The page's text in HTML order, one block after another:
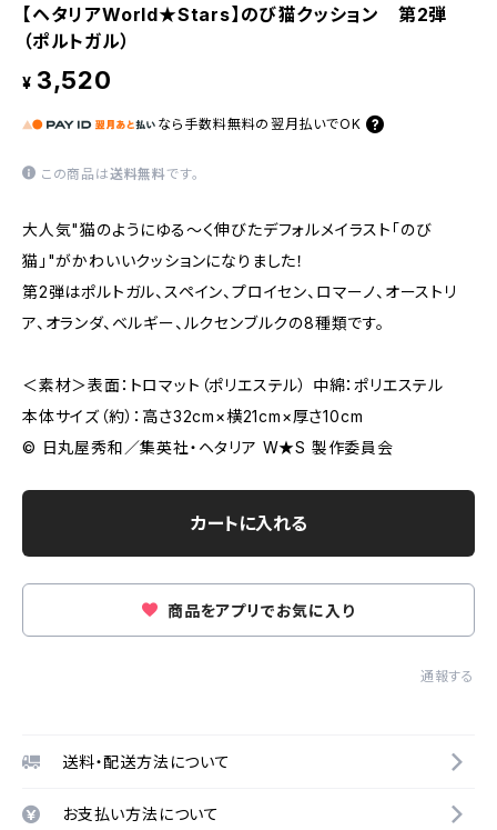
【ヘタリアWorld★Stars】のび猫クッション 第2弾
（ポルトガル）
¥ 3,520
なら 手数料無料の 翌月払いでOK
この商品は送料無料です。
大人気"猫のようにゆる〜く伸びたデフォルメイラスト「のび
猫」"がかわいいクッションになりました！
第2弾はポルトガル、スペイン、プロイセン、ロマーノ、オーストリ
ア、オランダ、ベルギー、ルクセンブルクの8種類です。
＜素材＞表面：トロマット（ポリエステル） 中綿：ポリエステル
本体サイズ（約）：高さ32cm×横21cm×厚さ10cm
© 日丸屋秀和／集英社・ヘタリア W★S 製作委員会
カートに入れる
商品をアプリでお気に入り
通報する
送料・配送方法について
お支払い方法について